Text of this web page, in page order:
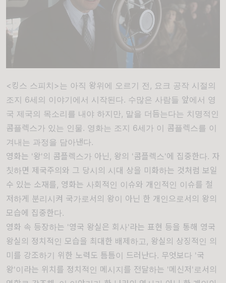
<킹스 스피치>는 아직 왕위에 오르기 전, 요크 공작 시절의
조지 6세의 이야기에서 시작된다. 수많은 사람들 앞에서 영
국 제국의 목소리를 내야 하지만, 말을 더듬는다는 치명적인
콤플렉스가 있는 인물. 영화는 조지 6세가 이 콤플렉스를 이
겨내는 과정을 담아낸다.
영화는 '왕'의 콤플렉스가 아닌, 왕의 '콤플렉스'에 집중한다. 자
칫하면 제국주의와 그 당시의 시대 상을 미화하는 것처럼 보일
수 있는 소재를, 영화는 사회적인 이슈와 개인적인 이슈를 철
저하게 분리시켜 국가로서의 왕이 아닌 한 개인으로서의 왕의
모습에 집중한다.
영화 속 등장하는 '영국 왕실은 회사'라는 표현 등을 통해 영국
왕실의 정치적인 모습을 최대한 배제하고, 왕실의 상징적인 의
미를 강조하기 위한 노력도 틈틈이 드러난다. 무엇보다 '국
왕'이라는 위치를 정치적인 메시지를 전달하는 '메신저'로서의